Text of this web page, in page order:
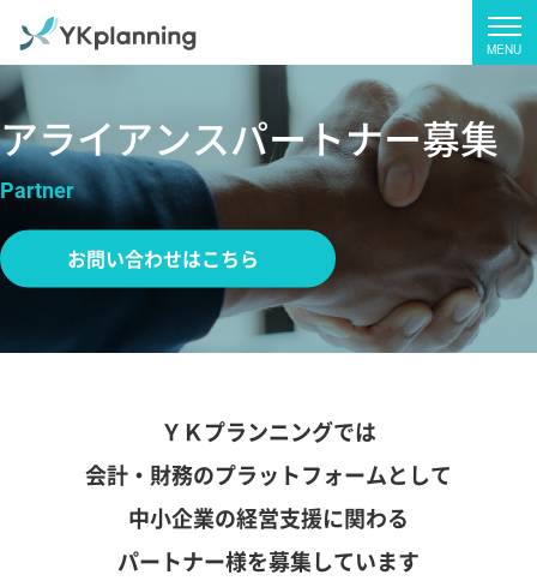
アライアンスパートナー募集
Partner
お問い合わせはこちら
ＹＫプランニングでは
会計・財務のプラットフォームとして
中小企業の経営支援に関わる
パートナー様を募集しています